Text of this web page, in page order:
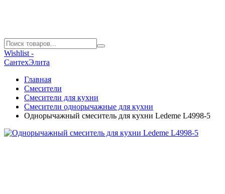
Wishlist -
СантехЭлита
Главная
Смесители
Смесители для кухни
Смесители однорычажные для кухни
Однорычажный смеситель для кухни Ledeme L4998-5